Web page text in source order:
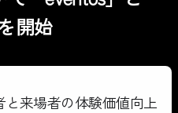
開始
来場者の体験価値向上